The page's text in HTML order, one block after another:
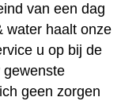
van een dag
water haalt onze
u op bij de
gewenste
geen zorgen